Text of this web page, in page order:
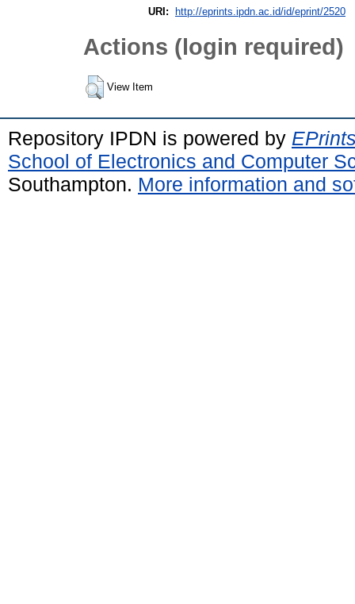
URI:
http://eprints.ipdn.ac.id/id/eprint/2520
Actions (login required)
View Item
Repository IPDN is powered by
School of Electronics and Computer
Southampton. More information and